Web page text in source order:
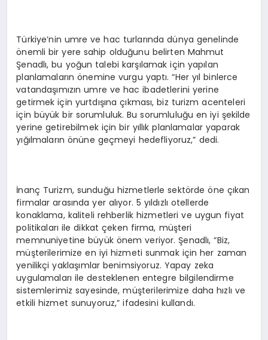
Türkiye’nin umre ve hac turlarında dünya genelinde
önemli bir yere sahip olduğunu belirten Mahmut
Şenadlı, bu yoğun talebi karşılamak için yapılan
planlamaların önemine vurgu yaptı. “Her yıl binlerce
vatandaşımızın umre ve hac ibadetlerini yerine
getirmek için yurtdışına çıkması, biz turizm acenteleri
için büyük bir sorumluluk. Bu sorumluluğu en iyi şekilde
yerine getirebilmek için bir yıllık planlamalar yaparak
yığılmaların önüne geçmeyi hedefliyoruz,” dedi.
İnanç Turizm, sunduğu hizmetlerle sektörde öne çıkan
firmalar arasında yer alıyor. 5 yıldızlı otellerde
konaklama, kaliteli rehberlik hizmetleri ve uygun fiyat
politikaları ile dikkat çeken firma, müşteri
memnuniyetine büyük önem veriyor. Şenadlı, “Biz,
müşterilerimize en iyi hizmeti sunmak için her zaman
yenilikçi yaklaşımlar benimsiyoruz. Yapay zeka
uygulamaları ile desteklenen entegre bilgilendirme
sistemlerimiz sayesinde, müşterilerimize daha hızlı ve
etkili hizmet sunuyoruz,” ifadesini kullandı.